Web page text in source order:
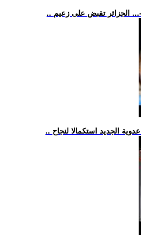
... الجزائر تقبض على زعيم
الجديد استكمالا لنجاح